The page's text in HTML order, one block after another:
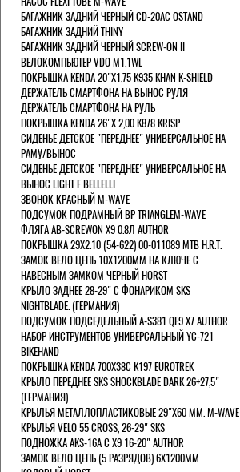
БАГАЖНИК ЗАДНИЙ ЧЕРНЫЙ СD-20AC OSTAND
БАГАЖНИК ЗАДНИЙ THINY
БАГАЖНИК ЗАДНИЙ ЧЕРНЫЙ SCREW-ON II
ВЕЛОКОМПЬЮТЕР VDO M1.1WL
ПОКРЫШКА KENDA 20"Х1,75 K935 KHAN K-SHIELD
ДЕРЖАТЕЛЬ СМАРТФОНА НА ВЫНОС РУЛЯ
ДЕРЖАТЕЛЬ СМАРТФОНА НА РУЛЬ
ПОКРЫШКА KENDA 26"Х 2,00 K878 KRISP
СИДЕНЬЕ ДЕТСКОЕ "ПЕРЕДНЕЕ" УНИВЕРСАЛЬНОЕ НА
РАМУ/ВЫНОС
СИДЕНЬЕ ДЕТСКОЕ "ПЕРЕДНЕЕ" УНИВЕРСАЛЬНОЕ НА
ВЫНОС LIGHT F BELLELLI
ЗВОНОК КРАСНЫЙ M-WAVE
ПОДСУМОК ПОДРАМНЫЙ BP TRIANGLEM-WAVE
ФЛЯГА AB-SCREWON X9 0.8Л AUTHOR
ПОКРЫШКА 29X2.10 (54-622) 00-011089 MTB H.R.T.
ЗАМОК ВЕЛО ЦЕПЬ 10Х1200ММ НА КЛЮЧЕ С
НАВЕСНЫМ ЗАМКОМ ЧЕРНЫЙ HORST
КРЫЛО ЗАДНЕЕ 28-29" С ФОНАРИКОМ SKS
NIGHTBLADE. (ГЕРМАНИЯ)
ПОДСУМОК ПОДСЕДЕЛЬНЫЙ A-S381 QF9 X7 AUTHOR
НАБОР ИНСТРУМЕНТОВ УНИВЕРСАЛЬНЫЙ YC-721
BIKEHAND
ПОКРЫШКА KENDA 700Х38С K197 EUROTREK
КРЫЛО ПЕРЕДНЕЕ SKS SHOCKBLADE DARK 26+27,5"
(ГЕРМАНИЯ)
КРЫЛЬЯ МЕТАЛЛОПЛАСТИКОВЫЕ 29"Х60 ММ. M-WAVE
КРЫЛЬЯ VELO 55 CROSS, 26-29" SKS
ПОДНОЖКА AKS-16A C X9 16-20" AUTHOR
ЗАМОК ВЕЛО ЦЕПЬ (5 РАЗРЯДОВ) 6Х1200ММ